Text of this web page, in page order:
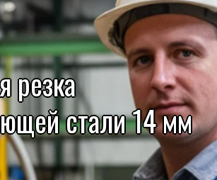
резка
стали 14 мм